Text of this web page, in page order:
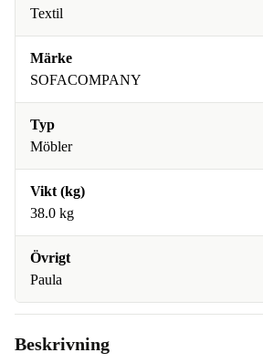
Textil
Märke
SOFACOMPANY
Typ
Möbler
Vikt (kg)
38.0 kg
Övrigt
Paula
Beskrivning